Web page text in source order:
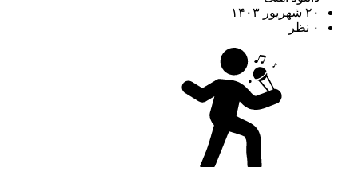
۲۰ شهریور ۱۴۰۳
۰ نظر